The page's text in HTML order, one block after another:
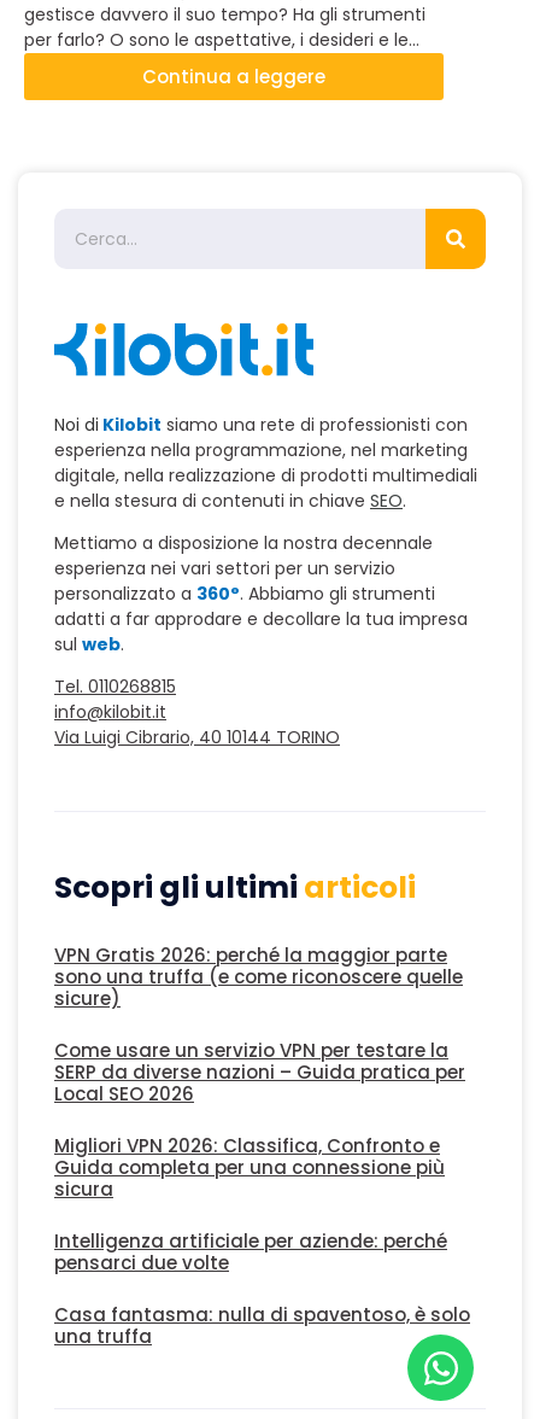
gestisce davvero il suo tempo? Ha gli strumenti
per farlo? O sono le aspettative, i desideri e le
scadenze a gestire il freelancer? Per stressarsi di
meno, lavorare meglio e risparmiare tempo, nel
Continua a leggere
Noi di Kilobit siamo una rete di professionisti con
esperienza nella programmazione, nel marketing
digitale, nella realizzazione di prodotti multimediali
e nella stesura di contenuti in chiave SEO.
Mettiamo a disposizione la nostra decennale
esperienza nei vari settori per un servizio
personalizzato a 360°. Abbiamo gli strumenti
adatti a far approdare e decollare la tua impresa
sul web.
Tel. 0110268815
info@kilobit.it
Via Luigi Cibrario, 40 10144 TORINO
Scopri gli ultimi articoli
VPN Gratis 2026: perché la maggior parte
sono una truffa (e come riconoscere quelle
sicure)
Come usare un servizio VPN per testare la
SERP da diverse nazioni – Guida pratica per
Local SEO 2026
Migliori VPN 2026: Classifica, Confronto e
Guida completa per una connessione più
sicura
Intelligenza artificiale per aziende: perché
pensarci due volte
Casa fantasma: nulla di spaventoso, è solo
una truffa